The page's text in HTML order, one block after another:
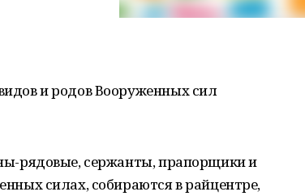
и родов Вооруженных сил
рядовые, сержанты, прапорщики и
силах, собираются в райцентре,